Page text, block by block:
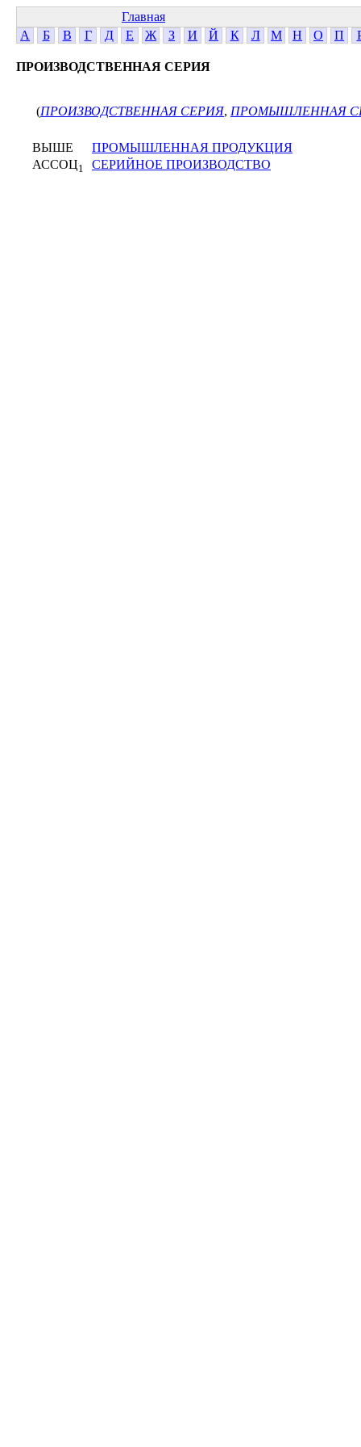
Главная
А
Б В Г Д Е Ж З И Й К Л М Н О П
ПРОИЗВОДСТВЕННАЯ СЕРИЯ
(ПРОИЗВОДСТВЕННАЯ СЕРИЯ, ПРОМЫШЛЕННАЯ
ВЫШЕ
ПРОМЫШЛЕННАЯ ПРОДУКЦИЯ
АССОЦ1 СЕРИЙНОЕ ПРОИЗВОДСТВО